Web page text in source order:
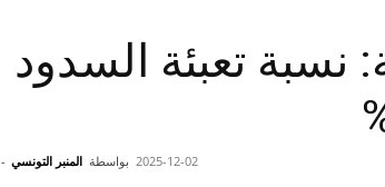
نسبة تعبئة السدود
بواسطة المنبر التونسي - 2025-12-02